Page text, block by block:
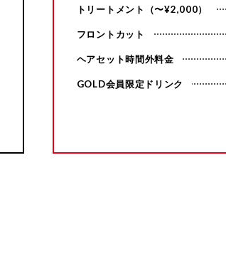
トリートメント（〜¥2,000）
フロントカット
ヘアセット時間外料金
GOLD会員限定ドリンク